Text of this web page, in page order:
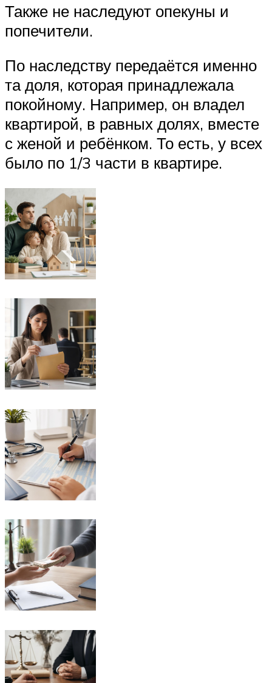
Также не наследуют опекуны и
попечители.
По наследству передаётся именно
та доля, которая принадлежала
покойному. Например, он владел
квартирой, в равных долях, вместе
с женой и ребёнком. То есть, у всех
было по 1/3 части в квартире.